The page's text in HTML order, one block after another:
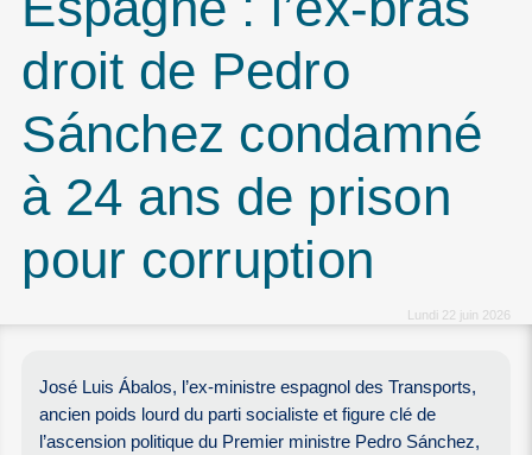
droit de Pedro
Sánchez condamné
à 24 ans de prison
pour corruption
Lundi 22 juin 2026
José Luis Ábalos, l’ex-ministre espagnol des Transports,
ancien poids lourd du parti socialiste et figure clé de
l’ascension politique du Premier ministre Pedro Sánchez,